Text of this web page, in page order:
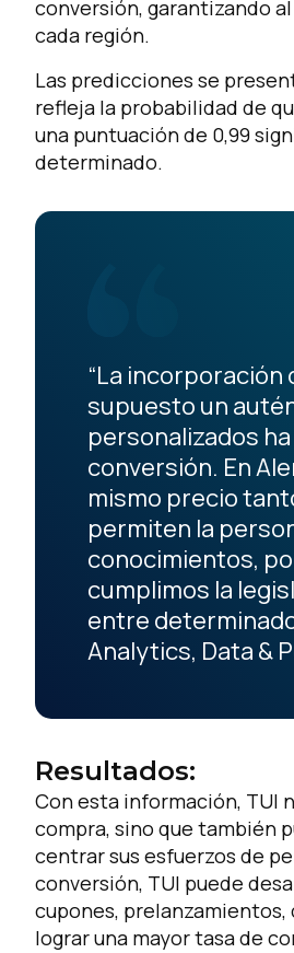
conversión, garantizando
cada región.
Las predicciones se
refleja la probabilidad de
una puntuación de 0,99
determinado.
“La incorporación
supuesto un
personalizados
conversión. En
mismo precio
permiten la
conocimientos,
cumplimos la
entre
Analytics, Data &
Resultados:
Con esta información, TUI
compra, sino que también
centrar sus esfuerzos de
conversión, TUI puede
cupones,
lograr una mayor tasa de